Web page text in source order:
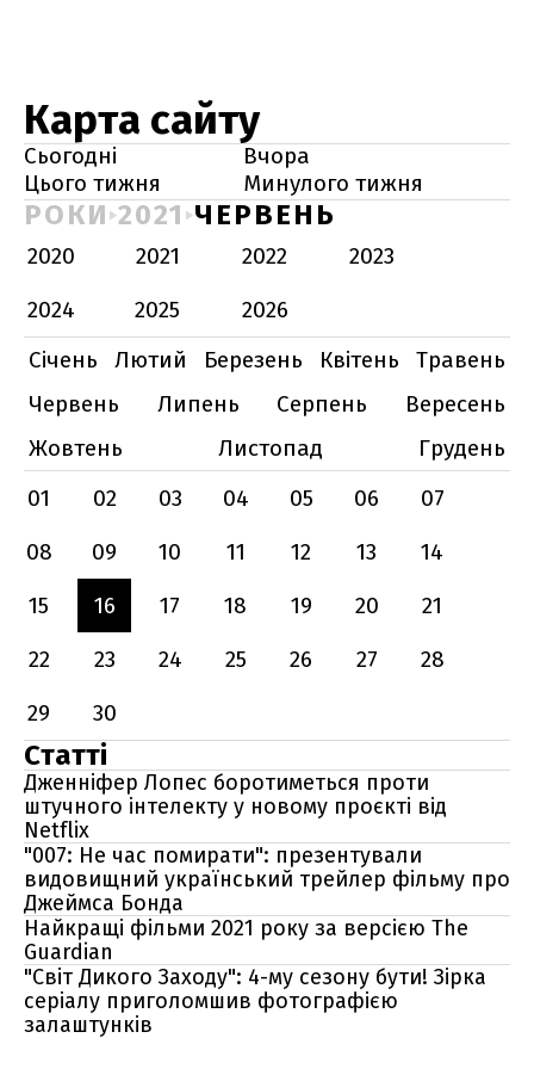
Карта сайту
Сьогодні
Вчора
Цього тижня
Минулого тижня
РОКИ 2021 ЧЕРВЕНЬ
2020 2021 2022
2023
2024
2025
2026
Січень
Лютий Березень Квітень
Травень
Червень
Липень Серпень
Вересень
Жовтень
Листопад
Грудень
01
02 03 04 05 06
07
08
09 10 11 12 13
14
15
16 17 18 19 20
21
22
23 24 25 26 27
28
29
30
Статті
Дженніфер Лопес боротиметься проти
штучного інтелекту у новому проєкті від
Netflix
"007: Не час помирати": презентували
видовищний український трейлер фільму про
Джеймса Бонда
Найкращі фільми 2021 року за версією The
Guardian
"Світ Дикого Заходу": 4-му сезону бути! Зірка
серіалу приголомшив фотографією
залаштунків